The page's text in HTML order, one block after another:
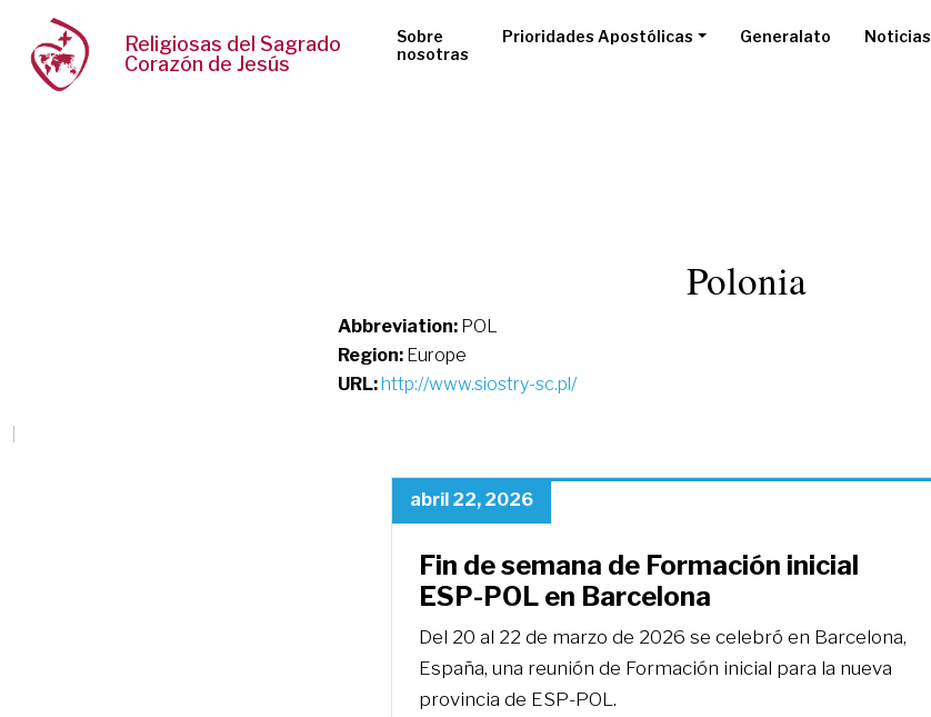
Religiosas del Sagrado
Corazón de Jesús
Sobre
nosotras
Prioridades Apostólicas Generalato Noticias
Polonia
Abbreviation: POL
Region: Europe
URL:http://www.siostry-sc.pl/
abril 22, 2026
Fin de semana de Formación inicial
ESP-POL en Barcelona
Del 20 al 22 de marzo de 2026 se celebró en Barcelona,
España, una reunión de Formación inicial para la nueva
provincia de ESP-POL.